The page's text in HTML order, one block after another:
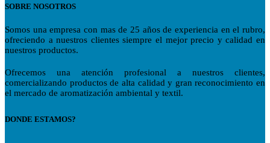
SOBRE NOSOTROS
Somos una empresa con mas de 25 años de experiencia en el rubro,
ofreciendo a nuestros clientes siempre el mejor precio y calidad en
nuestros productos.
Ofrecemos una atención profesional a nuestros clientes,
comercializando productos de alta calidad y gran reconocimiento en
el mercado de aromatización ambiental y textil.
DONDE ESTAMOS?